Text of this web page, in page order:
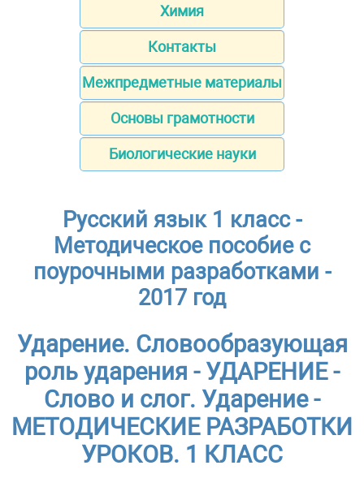
Химия
Контакты
Межпредметные материалы
Основы грамотности
Биологические науки
Русский язык 1 класс -
Методическое пособие с
поурочными разработками -
2017 год
Ударение. Словообразующая
роль ударения - УДАРЕНИЕ -
Слово и слог. Ударение -
МЕТОДИЧЕСКИЕ РАЗРАБОТКИ
УРОКОВ. 1 КЛАСС